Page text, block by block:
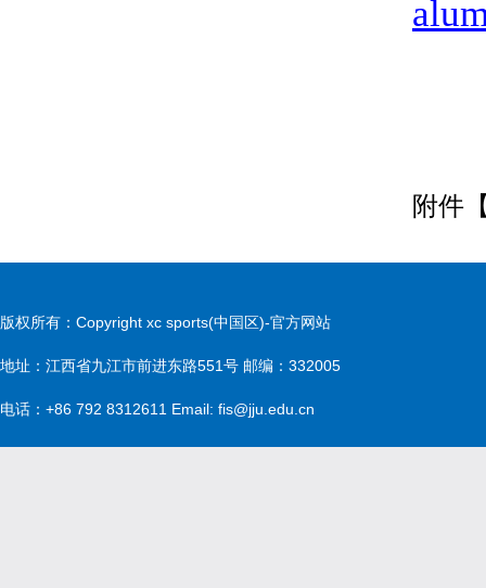
附件
版权所有：Copyright xc sports(中国区)-官方网站
地址：江西省九江市前进东路551号 邮编：332005
电话：+86 792 8312611 Email: fis@jju.edu.cn